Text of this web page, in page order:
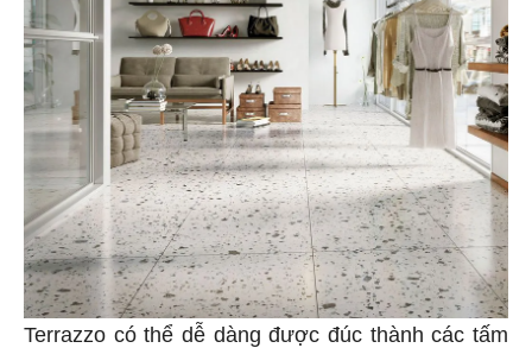
Terrazzo có thể dễ dàng được đúc thành các tấm